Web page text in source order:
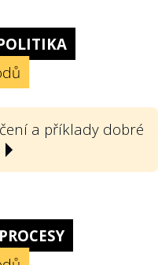
a příklady dobré
politikou
doporučeními